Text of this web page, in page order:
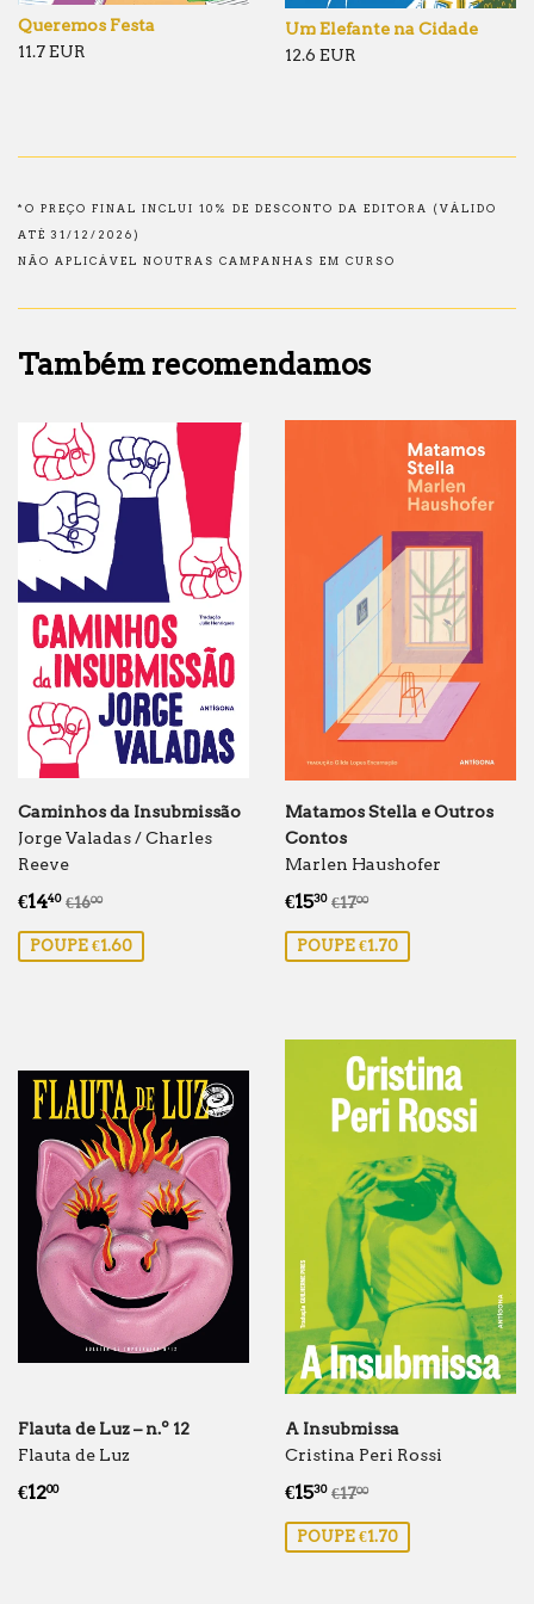
Queremos Festa
11.7 EUR
Um Elefante na Cidade
12.6 EUR
*O PREÇO FINAL INCLUI 10% DE DESCONTO DA EDITORA (VÁLIDO
ATÉ 31/12/2026)
NÃO APLICÁVEL NOUTRAS CAMPANHAS EM CURSO
Também recomendamos
Caminhos da Insubmissão
Jorge Valadas / Charles
Reeve
Preço
de
saldo
€1440 €14.40
Preço normal
€1600
POUPE €1.60
Matamos Stella e Outros
Contos
Marlen Haushofer
Preço
de
saldo
€1530 €15.30
Preço normal
€1700
POUPE €1.70
Flauta de Luz – n.º 12
Flauta de Luz
Preço
€1200€12.00
A Insubmissa
Cristina Peri Rossi
Preço
de
saldo
€1530 €15.30
Preço normal
€1700
POUPE €1.70